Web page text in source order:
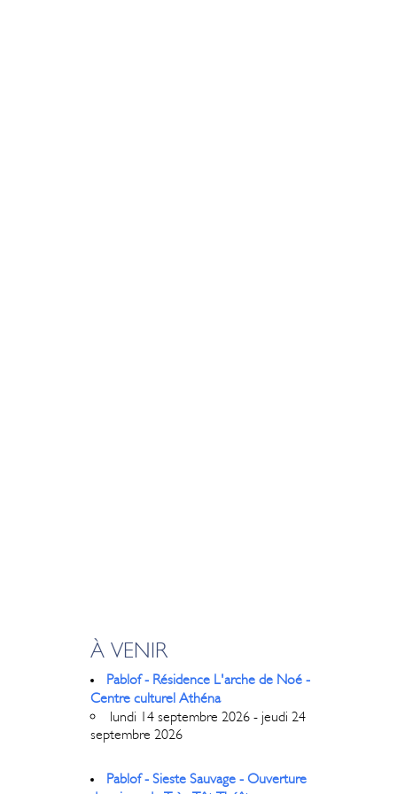
À VENIR
Pablof - Résidence L'arche de Noé -
Centre culturel Athéna
lundi 14 septembre 2026 - jeudi 24
septembre 2026
Pablof - Sieste Sauvage - Ouverture